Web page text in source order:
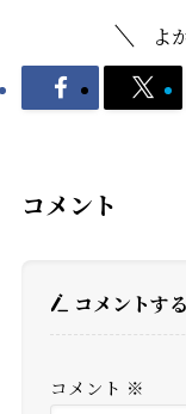
よ
コメント
コメントする
コメント ※